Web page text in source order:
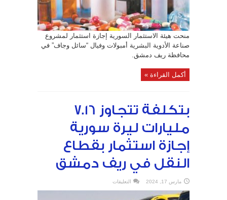
منحت هيئة الاستثمار السورية إجازة استثمار لمشروع
صناعة الأدوية البشرية أمبولات وفيال “سائل وجاف” في
محافظة ريف دمشق.
أكمل القراءة »
بتكلفة تتجاوز 7.16
مليارات ليرة سورية
إجازة استثمار بقطاع
النقل في ريف دمشق
مارس 17, 2024 التعليقات
تتجاوز